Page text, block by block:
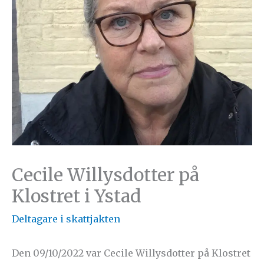
Cecile Willysdotter på
Klostret i Ystad
Deltagare i skattjakten
Den 09/10/2022 var Cecile Willysdotter på Klostret